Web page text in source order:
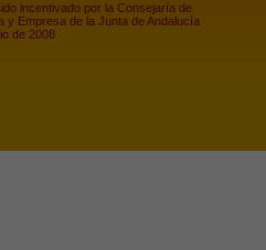
incentivado por la Consejaría de
y Empresa de la Junta de Andalucía
de 2008